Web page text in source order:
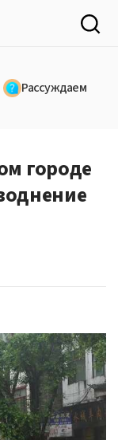
Рассуждаем
городе